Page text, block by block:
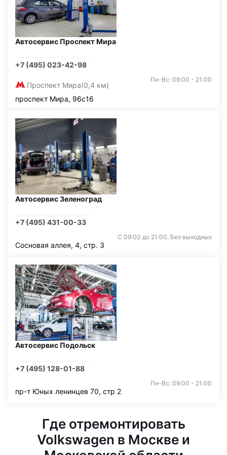
Автосервис Проспект Мира
+7 (495) 023-42-98
Проспект Мира(0,4 км)
Пн-Вс: 09:00 - 21:00
проспект Мира, 96с16
Автосервис Зеленоград
+7 (495) 431-00-33
С 09:00 до 21:00. Без выходных
Сосновая аллея, 4, стр. 3
Автосервис Подольск
+7 (495) 128-01-88
Пн-Вс: 09:00 - 21:00
пр-т Юных ленинцев 70, стр 2
Где отремонтировать
Volkswagen в Москве и